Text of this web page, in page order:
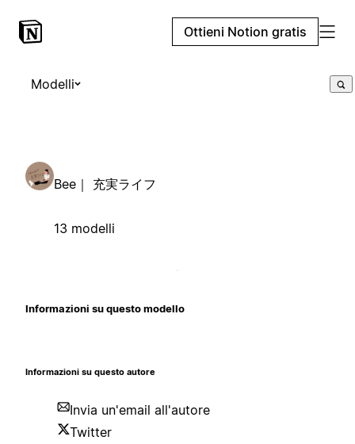
Ottieni Notion gratis
Modelli
Bee｜ 充実ライフ
13 modelli
Informazioni su questo modello
Informazioni su questo autore
Invia un'email all'autore
Twitter